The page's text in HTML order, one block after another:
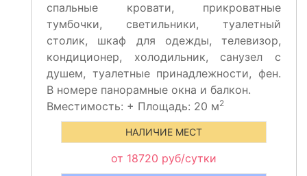
спальные кровати, прикроватные
тумбочки, светильники, туалетный
столик, шкаф для одежды, телевизор,
кондиционер, холодильник, санузел с
душем, туалетные принадлежности, фен.
В номере панорамные окна и балкон.
Вместимость: + Площадь: 20 м2
НАЛИЧИЕ МЕСТ
от 18720 руб/сутки